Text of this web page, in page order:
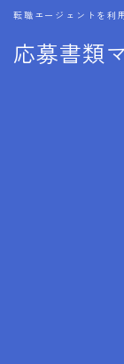
応募書類
転職エージェントを利
MENU